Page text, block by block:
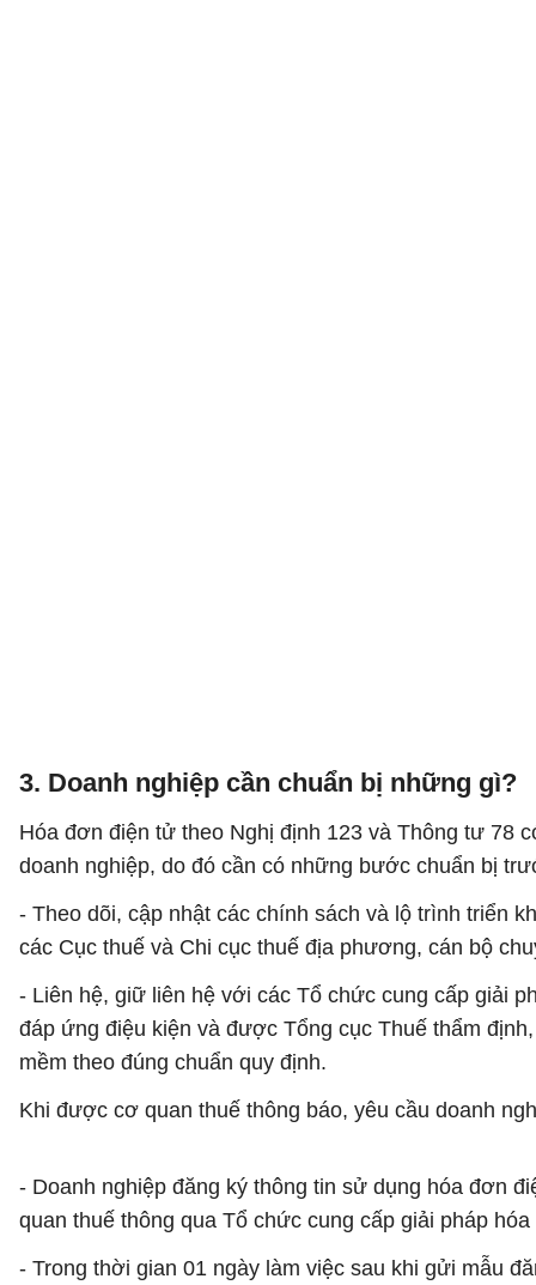
3. Doanh nghiệp cần chuẩn bị những gì?
Hóa đơn điện tử theo Nghị định 123 và Thông tư 78
doanh nghiệp, do đó cần có những bước chuẩn bị
- Theo dõi, cập nhật các chính sách và lộ trình triển
các Cục thuế và Chi cục thuế địa phương, cán bộ
- Liên hệ, giữ liên hệ với các Tổ chức cung cấp giải
đáp ứng điệu kiện và được Tổng cục Thuế thẩm
mềm theo đúng chuẩn quy định.
Khi được cơ quan thuế thông báo, yêu cầu doanh
- Doanh nghiệp đăng ký thông tin sử dụng hóa đơn
quan thuế thông qua Tổ chức cung cấp giải pháp
- Trong thời gian 01 ngày làm việc sau khi gửi mẫu